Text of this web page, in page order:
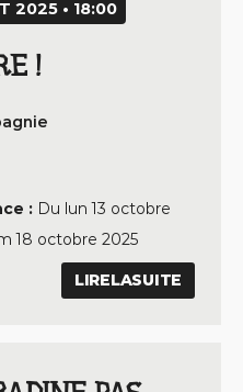
2025 • 18:00
!
: Du lun 13 octobre
18 octobre 2025
LIRELASUITE